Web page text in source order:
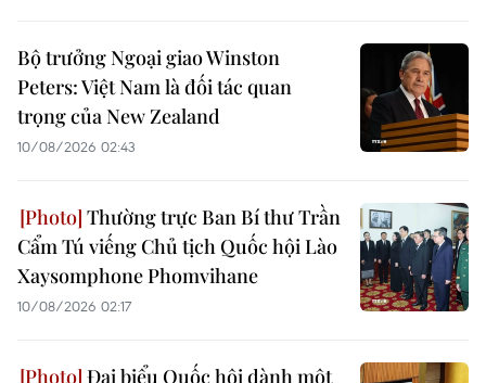
Bộ trưởng Ngoại giao Winston
Peters: Việt Nam là đối tác quan
trọng của New Zealand
10/08/2026 02:43
Thường trực Ban Bí thư Trần
Cẩm Tú viếng Chủ tịch Quốc hội Lào
Xaysomphone Phomvihane
10/08/2026 02:17
Đại biểu Quốc hội dành một